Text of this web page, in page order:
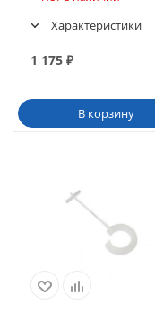
Характеристики
1 175 ₽
В корзину